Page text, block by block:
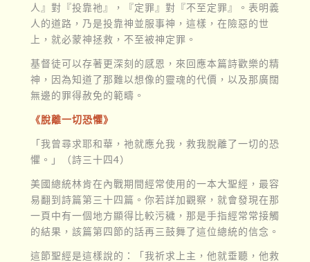
人』對『投靠祂』，『定罪』對『不至定罪』。表明義
人的道路，乃是投靠神並服事神，這樣，在險惡的世
上，就必蒙神拯救，不至被神定罪。
基督徒可以存著更深刻的感恩，來回應本篇詩歡樂的精
神，因為知道了那難以想像的靈魂的代價，以及那廣闊
無邊的罪得赦免的範疇。
《脫離一切恐懼》
「我曾尋求耶和華，祂就應允我，救我脫離了一切的恐
懼。」（詩三十四4）
美國總統林肯在內戰期間經常使用的一本大聖經，最容
易翻到詩篇第三十四篇。你若詳加觀察，就會發現在那
一頁中有一個地方顯得比較污穢，那是手指經常常接觸
的結果，該篇第四節的話再三鼓舞了這位總統的信念。
這節聖經是這樣說的：「我祈求上主，他就垂聽，他救